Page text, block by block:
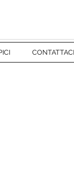
CONTATTACI